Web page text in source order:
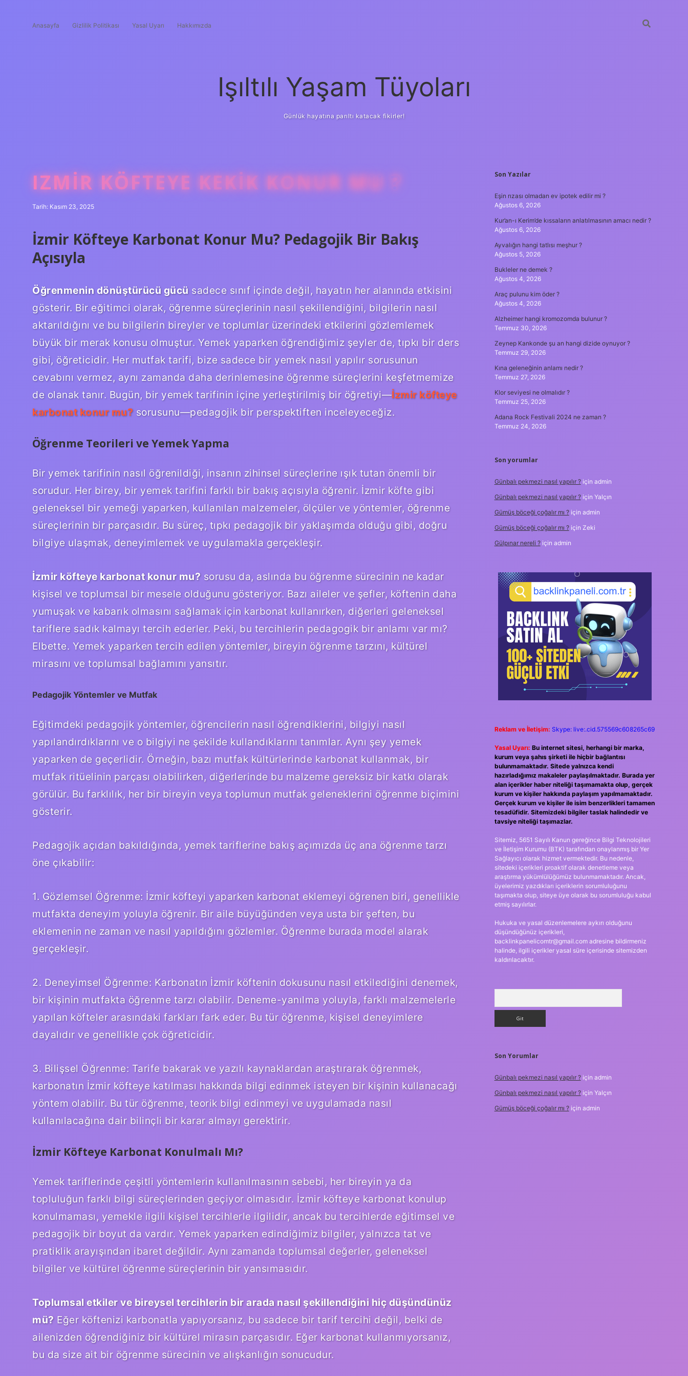
Anasayfa Gizlilik Politikası Yasal Uyarı Hakkımızda
Işıltılı Yaşam Tüyoları
Günlük hayatına parıltı katacak fikirler!
IZMIR KÖFTEYE KEKIK KONUR MU ?
Tarih: Kasım 23, 2025
İzmir Köfteye Karbonat Konur Mu? Pedagojik Bir Bakış
Açısıyla
Öğrenmenin dönüştürücü gücüsadece sınıf içinde değil, hayatın her alanında etkisini
gösterir. Bir eğitimci olarak, öğrenme süreçlerinin nasıl şekillendiğini, bilgilerin nasıl
aktarıldığını ve bu bilgilerin bireyler ve toplumlar üzerindeki etkilerini gözlemlemek
büyük bir merak konusu olmuştur. Yemek yaparken öğrendiğimiz şeyler de, tıpkı bir ders
gibi, öğreticidir. Her mutfak tarifi, bize sadece bir yemek nasıl yapılır sorusunun
cevabını vermez, aynı zamanda daha derinlemesine öğrenme süreçlerini keşfetmemize
de olanak tanır. Bugün, bir yemek tarifinin içine yerleştirilmiş bir öğretiyi—İzmir köfteye
karbonat konur mu?sorusunu—pedagojik bir perspektiften inceleyeceğiz.
Öğrenme Teorileri ve Yemek Yapma
Bir yemek tarifinin nasıl öğrenildiği, insanın zihinsel süreçlerine ışık tutan önemli bir
sorudur. Her birey, bir yemek tarifini farklı bir bakış açısıyla öğrenir. İzmir köfte gibi
geleneksel bir yemeği yaparken, kullanılan malzemeler, ölçüler ve yöntemler, öğrenme
süreçlerinin bir parçasıdır. Bu süreç, tıpkı pedagojik bir yaklaşımda olduğu gibi, doğru
bilgiye ulaşmak, deneyimlemek ve uygulamakla gerçekleşir.
İzmir köfteye karbonat konur mu?sorusu da, aslında bu öğrenme sürecinin ne kadar
kişisel ve toplumsal bir mesele olduğunu gösteriyor. Bazı aileler ve şefler, köftenin daha
yumuşak ve kabarık olmasını sağlamak için karbonat kullanırken, diğerleri geleneksel
tariflere sadık kalmayı tercih ederler. Peki, bu tercihlerin pedagogik bir anlamı var mı?
Elbette. Yemek yaparken tercih edilen yöntemler, bireyin öğrenme tarzını, kültürel
mirasını ve toplumsal bağlamını yansıtır.
Pedagojik Yöntemler ve Mutfak
Eğitimdeki pedagojik yöntemler, öğrencilerin nasıl öğrendiklerini, bilgiyi nasıl
yapılandırdıklarını ve o bilgiyi ne şekilde kullandıklarını tanımlar. Aynı şey yemek
yaparken de geçerlidir. Örneğin, bazı mutfak kültürlerinde karbonat kullanmak, bir
mutfak ritüelinin parçası olabilirken, diğerlerinde bu malzeme gereksiz bir katkı olarak
görülür. Bu farklılık, her bir bireyin veya toplumun mutfak geleneklerini öğrenme biçimini
gösterir.
Pedagojik açıdan bakıldığında, yemek tariflerine bakış açımızda üç ana öğrenme tarzı
öne çıkabilir:
1. Gözlemsel Öğrenme: İzmir köfteyi yaparken karbonat eklemeyi öğrenen biri, genellikle
mutfakta deneyim yoluyla öğrenir. Bir aile büyüğünden veya usta bir şeften, bu
eklemenin ne zaman ve nasıl yapıldığını gözlemler. Öğrenme burada model alarak
gerçekleşir.
2. Deneyimsel Öğrenme: Karbonatın İzmir köftenin dokusunu nasıl etkilediğini denemek,
bir kişinin mutfakta öğrenme tarzı olabilir. Deneme-yanılma yoluyla, farklı malzemelerle
yapılan köfteler arasındaki farkları fark eder. Bu tür öğrenme, kişisel deneyimlere
dayalıdır ve genellikle çok öğreticidir.
3. Bilişsel Öğrenme: Tarife bakarak ve yazılı kaynaklardan araştırarak öğrenmek,
karbonatın İzmir köfteye katılması hakkında bilgi edinmek isteyen bir kişinin kullanacağı
yöntem olabilir. Bu tür öğrenme, teorik bilgi edinmeyi ve uygulamada nasıl
kullanılacağına dair bilinçli bir karar almayı gerektirir.
İzmir Köfteye Karbonat Konulmalı Mı?
Yemek tariflerinde çeşitli yöntemlerin kullanılmasının sebebi, her bireyin ya da
topluluğun farklı bilgi süreçlerinden geçiyor olmasıdır. İzmir köfteye karbonat konulup
konulmaması, yemekle ilgili kişisel tercihlerle ilgilidir, ancak bu tercihlerde eğitimsel ve
pedagojik bir boyut da vardır. Yemek yaparken edindiğimiz bilgiler, yalnızca tat ve
pratiklik arayışından ibaret değildir. Aynı zamanda toplumsal değerler, geleneksel
bilgiler ve kültürel öğrenme süreçlerinin bir yansımasıdır.
Toplumsal etkiler ve bireysel tercihlerin bir arada nasıl şekillendiğini hiç düşündünüz
mü?Eğer köftenizi karbonatla yapıyorsanız, bu sadece bir tarif tercihi değil, belki de
ailenizden öğrendiğiniz bir kültürel mirasın parçasıdır. Eğer karbonat kullanmıyorsanız,
bu da size ait bir öğrenme sürecinin ve alışkanlığın sonucudur.
SIDEBAR
Son Yazılar
Eşin rızası olmadan ev ipotek edilir mi ?
Ağustos 6, 2026
Kur’an-ı Kerim’de kıssaların anlatılmasının amacı nedir ?
Ağustos 6, 2026
Ayvalığın hangi tatlısı meşhur ?
Ağustos 5, 2026
Bukleler ne demek ?
Ağustos 4, 2026
Araç pulunu kim öder ?
Ağustos 4, 2026
Alzheimer hangi kromozomda bulunur ?
Temmuz 30, 2026
Zeynep Kankonde şu an hangi dizide oynuyor ?
Temmuz 29, 2026
Kına geleneğinin anlamı nedir ?
Temmuz 27, 2026
Klor seviyesi ne olmalıdır ?
Temmuz 25, 2026
Adana Rock Festivali 2024 ne zaman ?
Temmuz 24, 2026
Son yorumlar
Günbalı pekmezi nasıl yapılır ?için admin
Günbalı pekmezi nasıl yapılır ?için Yalçın
Gümüş böceği çoğalır mı ?için admin
Gümüş böceği çoğalır mı ?için Zeki
Gülpınar nereli ?için admin
Reklam ve İletişim: Skype: live:.cid.575569c608265c69
Yasal Uyarı: Bu internet sitesi, herhangi bir marka,
kurum veya şahıs şirketi ile hiçbir bağlantısı
bulunmamaktadır. Sitede yalnızca kendi
hazırladığımız makaleler paylaşılmaktadır. Burada yer
alan içerikler haber niteliği taşımamakta olup, gerçek
kurum ve kişiler hakkında paylaşım yapılmamaktadır.
Gerçek kurum ve kişiler ile isim benzerlikleri tamamen
tesadüfidir. Sitemizdeki bilgiler taslak halindedir ve
tavsiye niteliği taşımazlar.
Sitemiz, 5651 Sayılı Kanun gereğince Bilgi Teknolojileri
ve İletişim Kurumu (BTK) tarafından onaylanmış bir Yer
Sağlayıcı olarak hizmet vermektedir. Bu nedenle,
sitedeki içerikleri proaktif olarak denetleme veya
araştırma yükümlülüğümüz bulunmamaktadır. Ancak,
üyelerimiz yazdıkları içeriklerin sorumluluğunu
taşımakta olup, siteye üye olarak bu sorumluluğu kabul
etmiş sayılırlar.
Hukuka ve yasal düzenlemelere aykırı olduğunu
düşündüğünüz içerikleri,
backlinkpanelicomtr@gmail.comadresine bildirmeniz
halinde, ilgili içerikler yasal süre içerisinde sitemizden
kaldırılacaktır.
Son Yorumlar
Günbalı pekmezi nasıl yapılır ?için admin
Günbalı pekmezi nasıl yapılır ?için Yalçın
Gümüş böceği çoğalır mı ?için admin